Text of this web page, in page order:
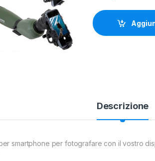
Descrizione
smartphone per fotografare con il vostro